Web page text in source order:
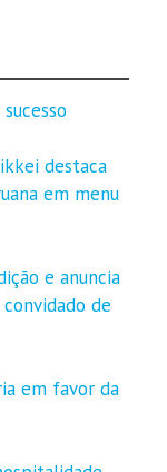
destaca
em menu
e anuncia
de
em favor da